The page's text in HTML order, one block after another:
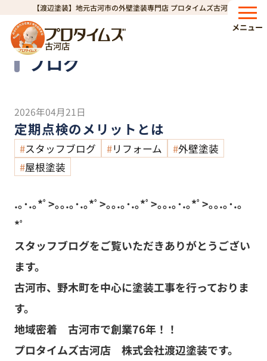
【渡辺塗装】地元古河市の外壁塗装専門店 プロタイムズ古河店
古河店
メニュー
HOME>ブログ>定期点検のメリットとは
ブログ
Blog
2026年04月21日
定期点検のメリットとは
スタッフブログ リフォーム
外壁塗装
屋根塗装
.｡･.｡*ﾟ>｡｡.｡･.｡*ﾟ>｡｡.｡･.｡*ﾟ>｡｡.｡･.｡*ﾟ>｡｡.｡･.｡
*ﾟ
スタッフブログをご覧いただきありがとうござい
ます。
古河市、野木町を中心に塗装工事を行っておりま
す。
地域密着 古河市で創業76年！！
プロタイムズ古河店 株式会社渡辺塗装です。